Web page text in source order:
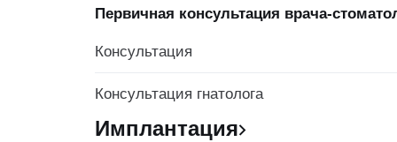
Первичная консультация врача-
Консультация
Консультация гнатолога
Имплантация